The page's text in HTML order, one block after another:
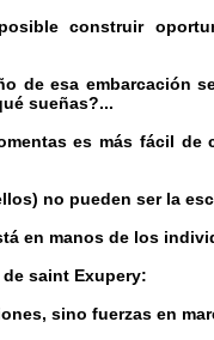
construir
de esa embarcación
sueñas?...
es más fácil de
no pueden ser la
en manos de los
saint Exupery:
sino fuerzas en